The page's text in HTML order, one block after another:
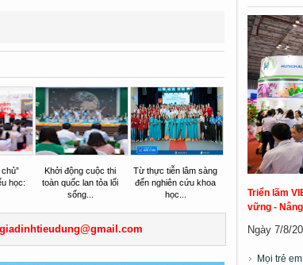
học:
Khởi động cuộc thi
toàn quốc lan tỏa lối
sống...
Từ thực tiễn lâm sàng
đến nghiên cứu khoa
học...
giadinhtieudung@gmail.com
Triển lãm
vững -
Ngày 7/8/
Mọi trẻ